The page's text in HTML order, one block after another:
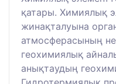
қатары. Химиялық
жинақталуына
атмосферасының
геохимиялық
анықтаудың